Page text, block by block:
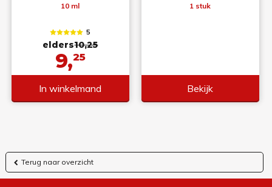
10 ml
5
elders10,25
9,25
In winkelmand
1 stuk
Bekijk
Terug naar overzicht